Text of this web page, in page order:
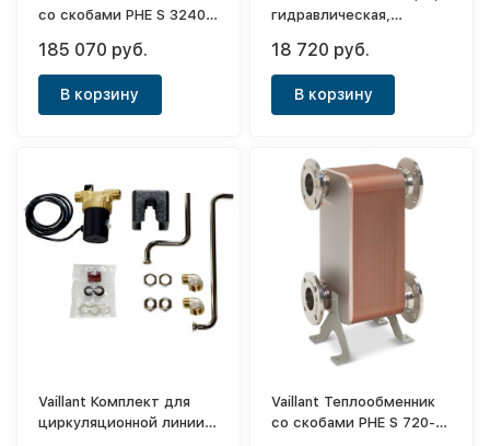
со скобами PHE S 3240-
185 070 руб.
В корзину
гидравлическая,
разделитель
18 720 руб.
В корзину
Vaillant Комплект для
циркуляционной линии
Vaillant Теплообменник
со скобами PHE S 720-